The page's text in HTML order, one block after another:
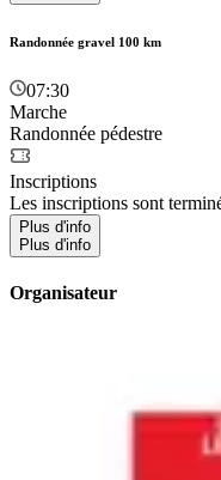
Randonnée gravel 100 km
07:30
Marche
Randonnée pédestre
Inscriptions
Les inscriptions sont
Plus d'info
Plus d'info
Organisateur